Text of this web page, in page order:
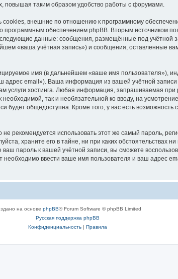
повышая таким образом удобство работы с форумами.
внешние по отношению к программному
программным обеспечением phpBB. Вторым источником
данные: сообщения, размещённые под учётной
«ваша учётная запись») и сообщения, оставленные
имя (в дальнейшем «ваше имя пользователя»),
email»). Ваша информация из вашей учётной
хостинга. Любая информация, запрашиваемая при
так и необязательной ко вводу, на
общедоступна. Кроме того, у вас есть возможность
использовать этот же самый пароль,
храните его в тайне, ни при каких обстоятельствах
пароль к вашей учётной записи, вы сможете
ввести ваше имя пользователя и ваш адрес
на основе phpBB® Forum Software © phpBB Limited
Русская поддержка phpBB
Конфиденциальность| Правила